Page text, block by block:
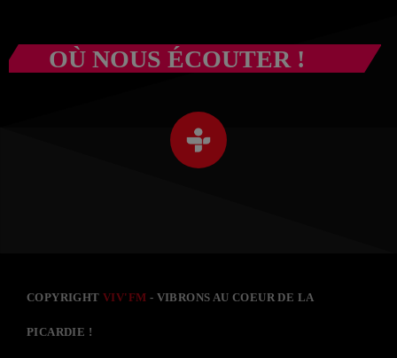
OÙ NOUS ÉCOUTER !
COPYRIGHTVIV'FM - VIBRONS AU COEUR DE LA
PICARDIE !